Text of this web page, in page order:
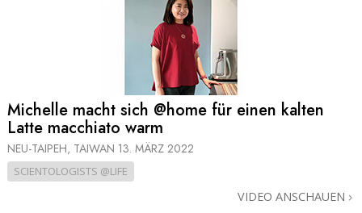
Michelle macht sich @home für einen kalten
Latte macchiato warm
NEU-TAIPEH, TAIWAN 13. MÄRZ 2022
SCIENTOLOGISTS @LIFE
VIDEO ANSCHAUEN